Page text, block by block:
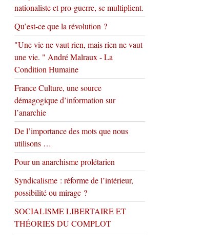
nationaliste et pro-guerre, se multiplient.
Qu’est-ce que la révolution ?
"Une vie ne vaut rien, mais rien ne vaut
une vie. " André Malraux - La
Condition Humaine
France Culture, une source
démagogique d’information sur
l’anarchie
De l’importance des mots que nous
utilisons …
Pour un anarchisme prolétarien
Syndicalisme : réforme de l’intérieur,
possibilité ou mirage ?
SOCIALISME LIBERTAIRE ET
THÉORIES DU COMPLOT